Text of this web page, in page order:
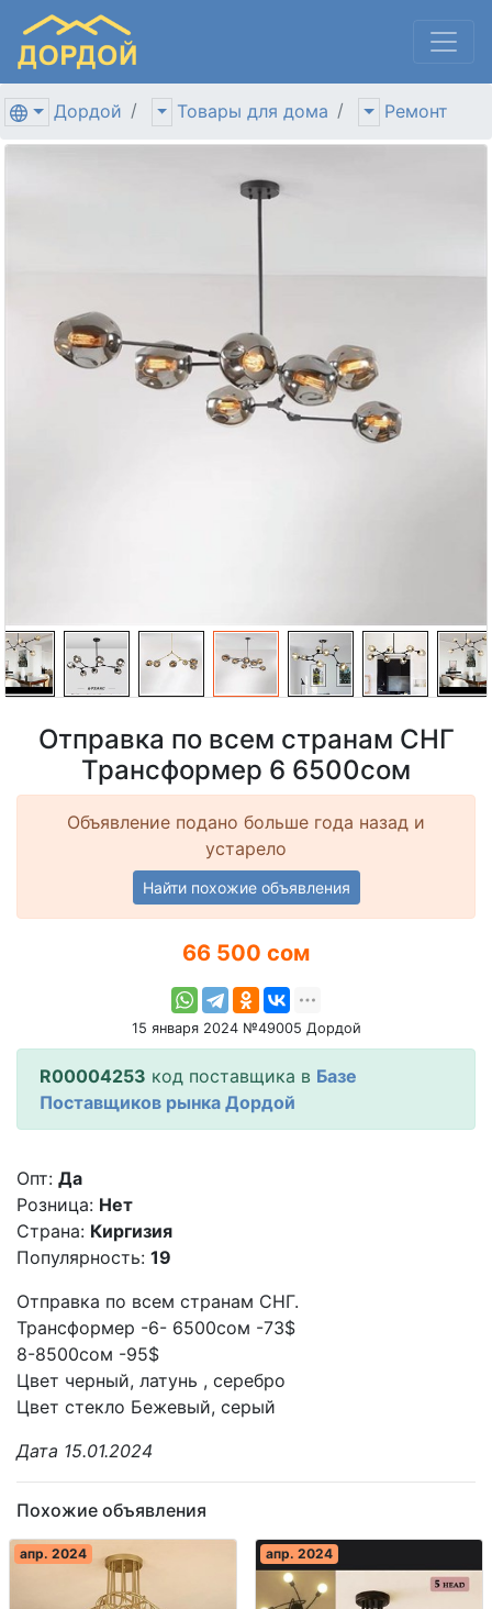
Дордой Товары для дома Ремонт
Отправка по всем странам СНГ
Трансформер 6 6500сом
Объявление подано больше года назад и
устарело
Найти похожие объявления
66 500 сом
15 января 2024 №49005 Дордой
R00004253 код поставщика в Базе
Поставщиков рынка Дордой
Опт: Да
Розница: Нет
Страна: Киргизия
Популярность: 19
Отправка по всем странам СНГ.
Трансформер -6- 6500сом -73$
8-8500сом -95$
Цвет черный, латунь , серебро
Цвет стекло Бежевый, серый
Дата 15.01.2024
Похожие объявления
апр. 2024 апр. 2024